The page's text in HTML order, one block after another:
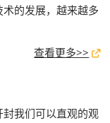
的发展，越来越多
查看更多>>
我们可以直观的观